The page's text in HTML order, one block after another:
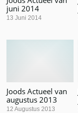
juni 2014
13 Juni 2014
Joods Actueel van
augustus 2013
12 Augustus 2013